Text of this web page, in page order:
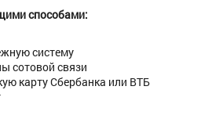
способами:
систему
сотовой связи
карту Сбербанка или ВТБ